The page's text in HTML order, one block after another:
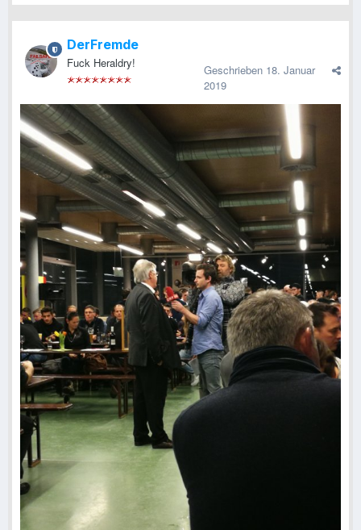
DerFremde
Fuck Heraldry! Geschrieben 18. Januar
2019